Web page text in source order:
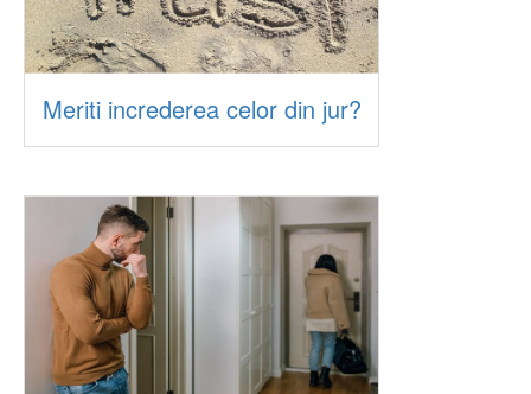
Meriti increderea celor din jur?